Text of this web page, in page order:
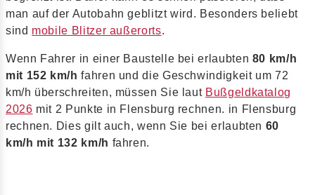
man auf der Autobahn geblitzt wird. Besonders beliebt
sind mobile Blitzer außerorts.
Wenn Fahrer in einer Baustelle bei erlaubten 80 km/h
mit 152 km/h fahren und die Geschwindigkeit um 72
km/h überschreiten, müssen Sie laut Bußgeldkatalog
2026 mit 2 Punkte in Flensburg rechnen. in Flensburg
rechnen. Dies gilt auch, wenn Sie bei erlaubten 60
km/h mit 132 km/h fahren.